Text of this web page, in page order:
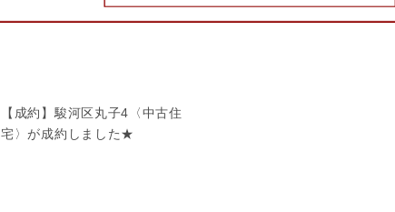
【成約】駿河区丸子4〈中古住
宅〉が成約しました★